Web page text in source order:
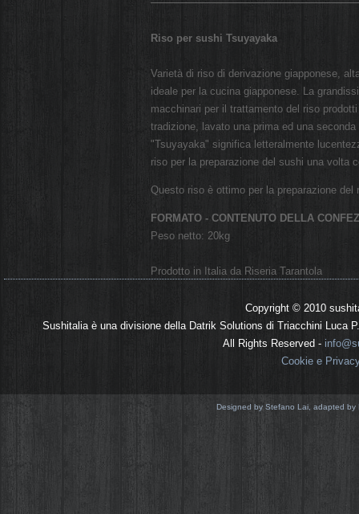
Riso per sushi Tsuyayaka
Varietà di riso di derivazione giapponese,
ideale per la cucina giapponese. La
macchinari per il trattamento del riso
tradizione, lavato una prima ed una
"Tsuyayaka" significa letteralmente
riso per la preparazione del sushi una volta
Questo riso è ottimo per la preparazione del
FORMATO - CONTENUTO DELLA
Peso netto: 20kg
Prodotto in Italia da Riseria Tarantola
Copyright © 2010
Sushitalia è una divisione della Datrik Solutions di Triacchini Luca
All Rights Reserved -
Cookie e
Designed by Stefano Lai, adapted by